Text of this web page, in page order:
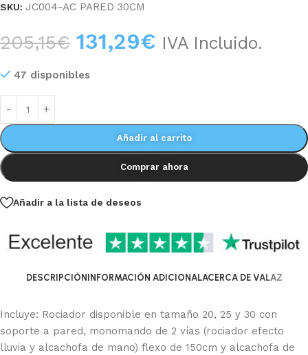
SKU: JC004-AC PARED 30CM
205,15€ 131,29€ IVA Incluido.
47 disponibles
Añadir al carrito
Comprar ahora
Añadir a la lista de deseos
DESCRIPCIÓN INFORMACIÓN ADICIONALACERCA DE VALAZ
Incluye: Rociador disponible en tamaño 20, 25 y 30 con
soporte a pared, monomando de 2 vías (rociador efecto
lluvia y alcachofa de mano) flexo de 150cm y alcachofa de